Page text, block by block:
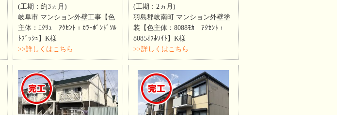
(工期：約3ヵ月)
岐阜市 マンション外壁工事【色
主体：ｴｸﾘｭ ｱｸｾﾝﾄ：ｶﾗｰﾎﾞﾝﾄﾞｿﾙ
ﾄﾌﾞｯｼｭ】K様
>>詳しくはこちら
(工期：2ヵ月)
羽島郡岐南町 マンション外壁塗
装【色主体：8088ﾓｶ ｱｸｾﾝﾄ：
8085ｵﾌﾎﾜｲﾄ】K様
>>詳しくはこちら